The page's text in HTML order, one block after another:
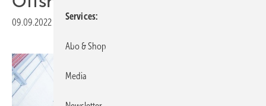
09.09.2022 Druckvorschau
Services
Abo & Shop
Media